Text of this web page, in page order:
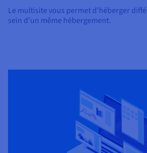
Le multisite vous permet d'héberger
sein d’un même hébergement.